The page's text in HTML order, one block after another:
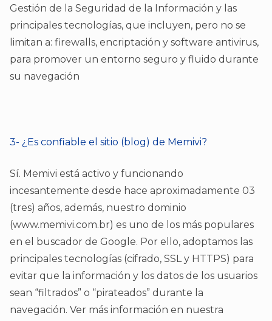
Gestión de la Seguridad de la Información y las
principales tecnologías, que incluyen, pero no se
limitan a: firewalls, encriptación y software antivirus,
para promover un entorno seguro y fluido durante
su navegación
3- ¿Es confiable el sitio (blog) de Memivi?
Sí. Memivi está activo y funcionando
incesantemente desde hace aproximadamente 03
(tres) años, además, nuestro dominio
(www.memivi.com.br) es uno de los más populares
en el buscador de Google. Por ello, adoptamos las
principales tecnologías (cifrado, SSL y HTTPS) para
evitar que la información y los datos de los usuarios
sean “filtrados” o “pirateados” durante la
navegación. Ver más información en nuestra